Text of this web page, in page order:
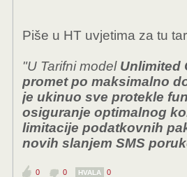
limitirati na 2TB.
Zna li netko možda
Piše u HT uvjetima za tu
"U Tarifni model Unlimited
promet po maksimalno
je ukinuo sve protekle
osiguranje optimalnog
limitacije podatkovnih
novih slanjem SMS
0 0 HVALA 0